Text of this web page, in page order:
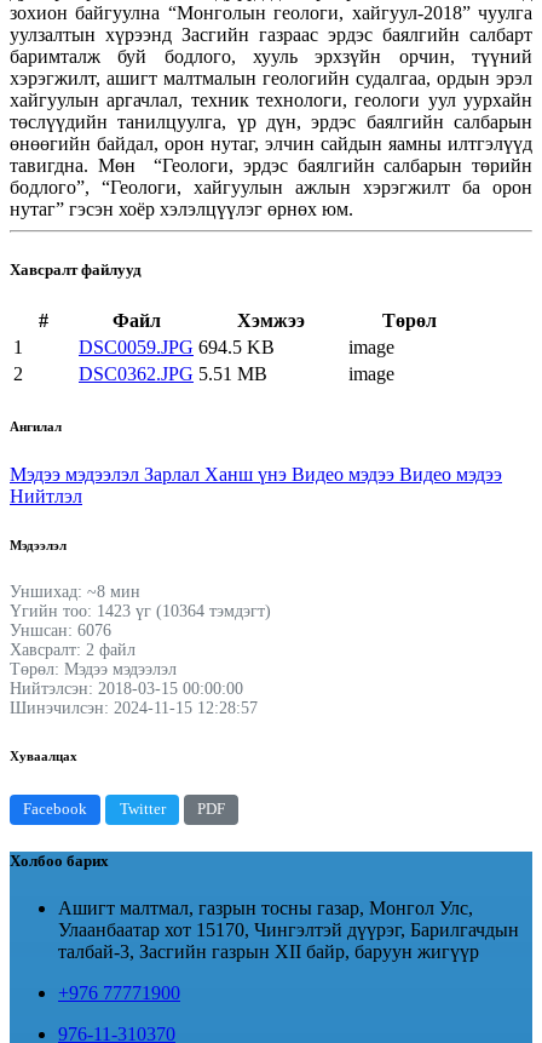
зохион байгуулна “Монголын геологи, хайгуул-2018” чуулга
уулзалтын хүрээнд Засгийн газраас эрдэс баялгийн салбарт
баримталж буй бодлого, хууль эрхзүйн орчин, түүний
хэрэгжилт, ашигт малтмалын геологийн судалгаа, ордын эрэл
хайгуулын аргачлал, техник технологи, геологи уул уурхайн
төслүүдийн танилцуулга, үр дүн, эрдэс баялгийн салбарын
өнөөгийн байдал, орон нутаг, элчин сайдын яамны илтгэлүүд
тавигдна. Мөн “Геологи, эрдэс баялгийн салбарын төрийн
бодлого”, “Геологи, хайгуулын ажлын хэрэгжилт ба орон
нутаг” гэсэн хоёр хэлэлцүүлэг өрнөх юм.
Хавсралт файлууд
# Файл Хэмжээ
Төрөл
1
DSC0059.JPG 694.5 KB
image
2
DSC0362.JPG 5.51 MB image
Ангилал
Мэдээ мэдээлэл Зарлал Ханш үнэ Видео мэдээ Видео мэдээ
Нийтлэл
Мэдээлэл
Уншихад: ~8 мин
Үгийн тоо: 1423 үг (10364 тэмдэгт)
Уншсан: 6076
Хавсралт: 2 файл
Төрөл: Мэдээ мэдээлэл
Нийтэлсэн: 2018-03-15 00:00:00
Шинэчилсэн: 2024-11-15 12:28:57
Хуваалцах
Facebook Twitter PDF
Холбоо барих
Ашигт малтмал, газрын тосны газар, Монгол Улс,
Улаанбаатар хот 15170, Чингэлтэй дүүрэг, Барилгачдын
талбай-3, Засгийн газрын XII байр, баруун жигүүр
+976 77771900
976-11-310370